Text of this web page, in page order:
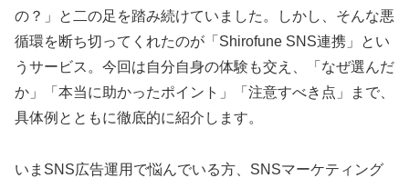
の？」と二の足を踏み続けていました。しかし、そんな悪
循環を断ち切ってくれたのが「Shirofune SNS連携」とい
うサービス。今回は自分自身の体験も交え、「なぜ選んだ
か」「本当に助かったポイント」「注意すべき点」まで、
具体例とともに徹底的に紹介します。
いまSNS広告運用で悩んでいる方、SNSマーケティング